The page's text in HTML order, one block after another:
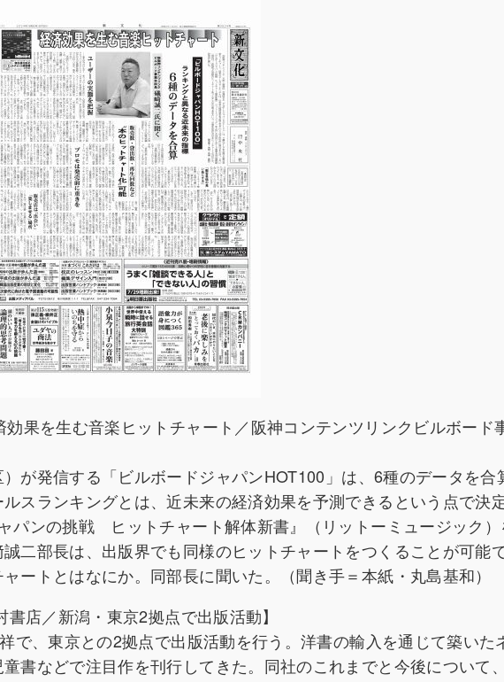
果を生む音楽ヒットチャート／阪神コンテンツリンクビルボード
が発信する「ビルボードジャパンHOT100」は、6種のデータを合
スランキングとは、近未来の経済効果を予測できるという点で決
パンの挑戦 ヒットチャート解体新書』（リットーミュージック）
二部長は、出版界でも同様のヒットチャートをつくることが可能
ートとはなにか。同部長に聞いた。（聞き手＝本紙・丸島基和）
店／新潟・東京2拠点で出版活動】
で、東京との2拠点で出版活動を行う。洋書の輸入を通じて築いた
書などで注目作を刊行してきた。同社のこれまでと今後について